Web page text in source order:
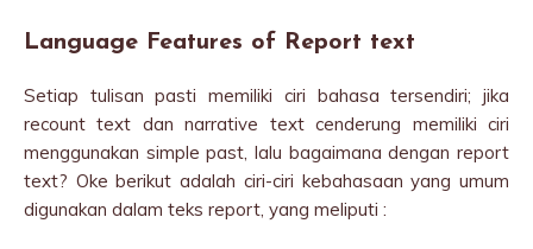
Language Features of Report text
Setiap tulisan pasti memiliki ciri bahasa tersendiri; jika
recount text dan narrative text cenderung memiliki ciri
menggunakan simple past, lalu bagaimana dengan report
text? Oke berikut adalah ciri-ciri kebahasaan yang umum
digunakan dalam teks report, yang meliputi :